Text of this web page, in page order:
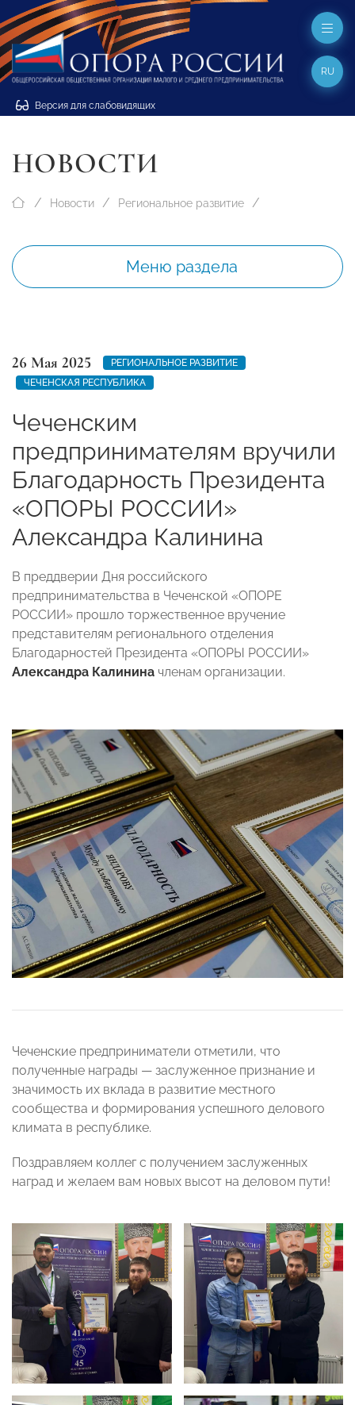
Версия для слабовидящих
RU
НОВОСТИ
Новости Региональное развитие
Меню раздела
26 Мая 2025
РЕГИОНАЛЬНОЕ РАЗВИТИЕ
ЧЕЧЕНСКАЯ РЕСПУБЛИКА
Чеченским
предпринимателям вручили
Благодарность Президента
«ОПОРЫ РОССИИ»
Александра Калинина
В преддверии Дня российского
предпринимательства в Чеченской «ОПОРЕ
РОССИИ» прошло торжественное вручение
представителям регионального отделения
Благодарностей Президента «ОПОРЫ РОССИИ»
Александра Калинина членам организации.
Чеченские предприниматели отметили, что
полученные награды — заслуженное признание и
значимость их вклада в развитие местного
сообщества и формирования успешного делового
климата в республике.
Поздравляем коллег с получением заслуженных
наград и желаем вам новых высот на деловом пути!